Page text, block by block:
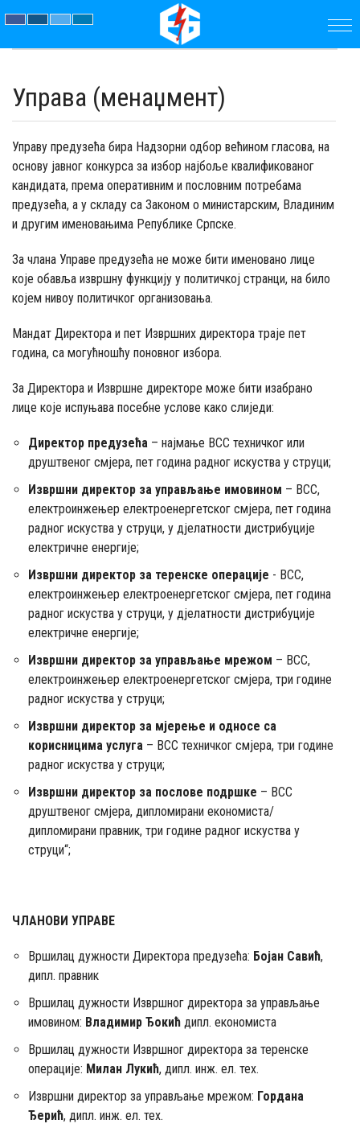
ПРЕДУЗЕЋЕ
ПАРАМЕТРИ
АКТУЕЛНОСТИ
ЈАВНЕ
НАБАВКЕ
ДОКУМЕНТИ
КОНТАКТ
Управа (менаџмент)
Управу предузећа бира Надзорни одбор већином гласова, на
основу јавног конкурса за избор најбоље квалификованог
кандидата, према оперативним и пословним потребама
предузећа, а у складу са Законом о министарским, Владиним
и другим именовањима Републике Српске.
За члана Управе предузећа не може бити именовано лице
које обавља извршну функцију у политичкој странци, на било
којем нивоу политичког организовања.
Мандат Директора и пет Извршних директора траје пет
година, са могућношћу поновног избора.
За Директора и Извршне директоре може бити изабрано
лице које испуњава посебне услове како слиједи:
Директор предузећа – најмање ВСС техничког или
друштвеног смјера, пет година радног искуства у струци;
Извршни директор за управљање имовином – ВСС,
електроинжењер електроенергетског смјера, пет година
радног искуства у струци, у дјелатности дистрибуције
електричне енергије;
Извршни директор за теренске операције - ВСС,
електроинжењер електроенергетског смјера, пет година
радног искуства у струци, у дјелатности дистрибуције
електричне енергије;
Извршни директор за управљање мрежом – ВСС,
електроинжењер електроенергетског смјера, три године
радног искуства у струци;
Извршни директор за мјерење и односе са
корисницима услуга – ВСС техничког смјера, три године
радног искуства у струци;
Извршни директор за послове подршке – ВСС
друштвеног смјера, дипломирани економиста/
дипломирани правник, три године радног искуства у
струци“;
ЧЛАНОВИ УПРАВЕ
Вршилац дужности Директора предузећа: Бојан Савић,
дипл. правник
Вршилац дужности Извршног директора за управљање
имовином: Владимир Ђокић дипл. економиста
Вршилац дужности Извршног директора за теренске
операције: Милан Лукић, дипл. инж. ел. тех.
Извршни директор за управљање мрежом: Гордана
Ђерић, дипл. инж. ел. тех.